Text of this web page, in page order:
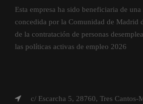
Esta empresa ha sido beneficiaria de
concedida por la Comunidad de Madrid
de la contratación de personas
las políticas activas de empleo 2026
c/ Escarcha 5, 28760, Tres Cantos-